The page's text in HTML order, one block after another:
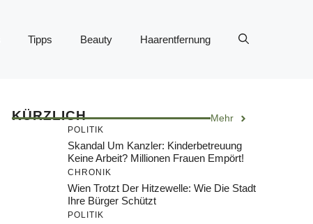
Tipps Beauty Haarentfernung
KÜRZLICH Mehr
POLITIK
Skandal Um Kanzler: Kinderbetreuung
Keine Arbeit? Millionen Frauen Empört!
CHRONIK
Wien Trotzt Der Hitzewelle: Wie Die Stadt
Ihre Bürger Schützt
POLITIK